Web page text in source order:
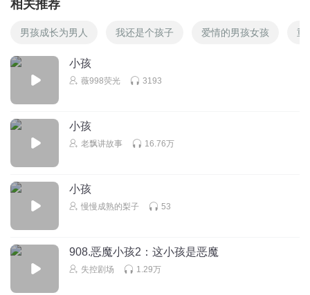
相关推荐
男孩成长为男人 我还是个孩子 爱情的男孩女孩 重
小孩
薇998荧光 3193
小孩
老飘讲故事 16.76万
小孩
慢慢成熟的梨子 53
908.恶魔小孩2：这小孩是恶魔
失控剧场 1.29万